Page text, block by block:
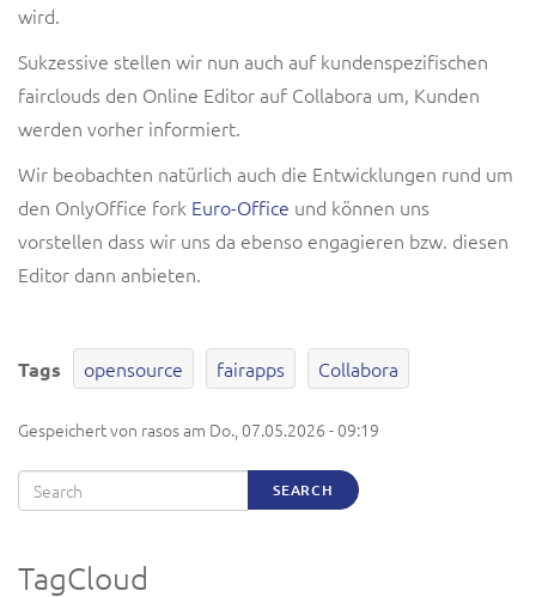
wird.
Sukzessive stellen wir nun auch auf kundenspezifischen
fairclouds den Online Editor auf Collabora um, Kunden
werden vorher informiert.
Wir beobachten natürlich auch die Entwicklungen rund um
den OnlyOffice fork Euro-Office und können uns
vorstellen dass wir uns da ebenso engagieren bzw. diesen
Editor dann anbieten.
Tags opensource fairapps Collabora
Gespeichert von rasosam Do., 07.05.2026 - 09:19
Search SEARCH
TagCloud